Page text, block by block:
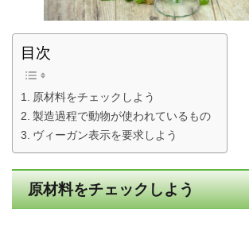
目次
原材料をチェックしよう
製造過程で動物が使われているもの
ヴィーガン表示を要求しよう
原材料をチェックしよう